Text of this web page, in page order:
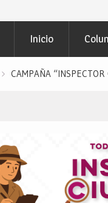
Inicio
CAMPAÑA